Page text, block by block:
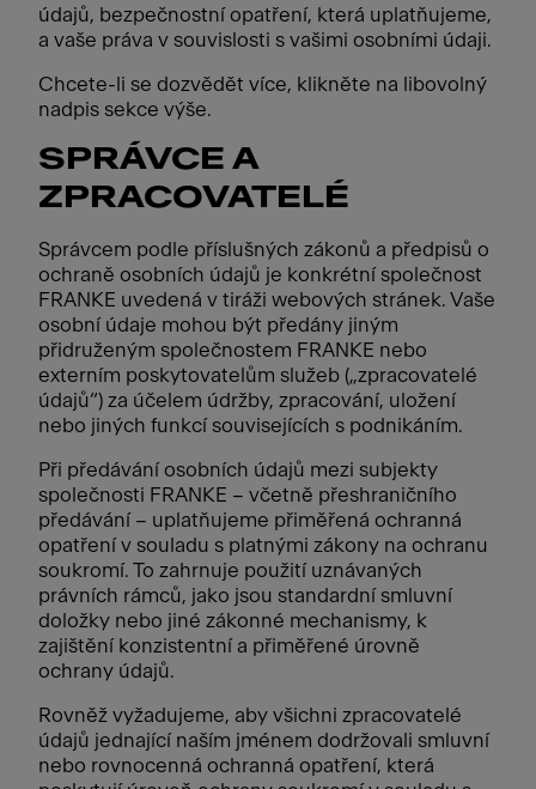
údajů, bezpečnostní opatření, která uplatňujeme,
a vaše práva v souvislosti s vašimi osobními údaji.
Chcete-li se dozvědět více, klikněte na libovolný
nadpis sekce výše.
SPRÁVCE A
ZPRACOVATELÉ
Správcem podle příslušných zákonů a předpisů o
ochraně osobních údajů je konkrétní společnost
FRANKE uvedená v tiráži webových stránek. Vaše
osobní údaje mohou být předány jiným
přidruženým společnostem FRANKE nebo
externím poskytovatelům služeb („zpracovatelé
údajů“) za účelem údržby, zpracování, uložení
nebo jiných funkcí souvisejících s podnikáním.
Při předávání osobních údajů mezi subjekty
společnosti FRANKE – včetně přeshraničního
předávání – uplatňujeme přiměřená ochranná
opatření v souladu s platnými zákony na ochranu
soukromí. To zahrnuje použití uznávaných
právních rámců, jako jsou standardní smluvní
doložky nebo jiné zákonné mechanismy, k
zajištění konzistentní a přiměřené úrovně
ochrany údajů.
Rovněž vyžadujeme, aby všichni zpracovatelé
údajů jednající naším jménem dodržovali smluvní
nebo rovnocenná ochranná opatření, která